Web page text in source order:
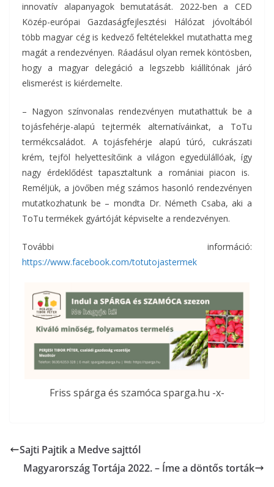
innovatív alapanyagok bemutatását. 2022-ben a CED
Közép-európai Gazdaságfejlesztési Hálózat jóvoltából
több magyar cég is kedvező feltételekkel mutathatta meg
magát a rendezvényen. Ráadásul olyan remek köntösben,
hogy a magyar delegáció a legszebb kiállítónak járó
elismerést is kiérdemelte.
– Nagyon színvonalas rendezvényen mutathattuk be a
tojásfehérje-alapú tejtermék alternatíváinkat, a ToTu
termékcsaládot. A tojásfehérje alapú túró, cukrászati
krém, tejföl helyettesítőink a világon egyedülállóak, így
nagy érdeklődést tapasztaltunk a romániai piacon is.
Reméljük, a jövőben még számos hasonló rendezvényen
mutatkozhatunk be – mondta Dr. Németh Csaba, aki a
ToTu termékek gyártóját képviselte a rendezvényen.
További információ:
https://www.facebook.com/totutojastermek
Friss spárga és szamóca sparga.hu -x-
Sajti Pajtik a Medve sajttól
Magyarország Tortája 2022. – Íme a döntős torták